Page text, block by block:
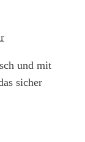
und mit
sicher